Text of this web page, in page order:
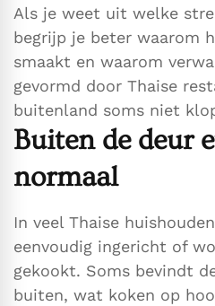
Als je weet uit welke
begrijp je beter waarom
smaakt en waarom
gevormd door Thaise
buitenland soms niet
Buiten de deur
normaal
In veel Thaise
eenvoudig ingericht of
gekookt. Soms bevindt
buiten, wat koken op